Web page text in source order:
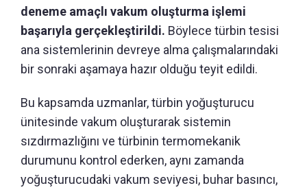
deneme amaçlı vakum oluşturma işlemi
başarıyla gerçekleştirildi. Böylece türbin tesisi
ana sistemlerinin devreye alma çalışmalarındaki
bir sonraki aşamaya hazır olduğu teyit edildi.
Bu kapsamda uzmanlar, türbin yoğuşturucu
ünitesinde vakum oluşturarak sistemin
sızdırmazlığını ve türbinin termomekanik
durumunu kontrol ederken, aynı zamanda
yoğuşturucudaki vakum seviyesi, buhar basıncı,